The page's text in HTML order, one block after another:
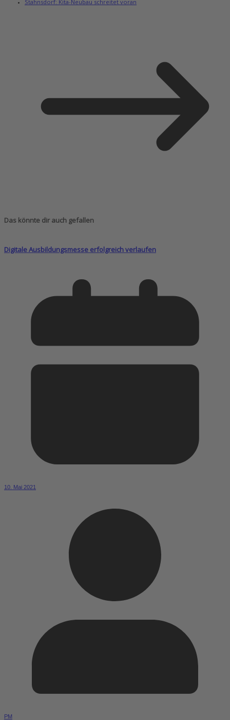
Stahnsdorf: Kita-Neubau schreitet voran
Das könnte dir auch gefallen
Digitale Ausbildungsmesse erfolgreich verlaufen
10. Mai 2021
PM